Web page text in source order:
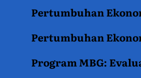
Pertumbuhan
Pertumbuhan
Program MBG: